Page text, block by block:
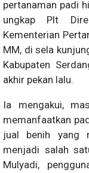
pertanaman padi
ungkap Plt
Kementerian
MM, di sela
Kabupaten
akhir pekan lalu.
Ia mengakui,
memanfaatkan
jual benih yang
menjadi salah
Mulyadi,